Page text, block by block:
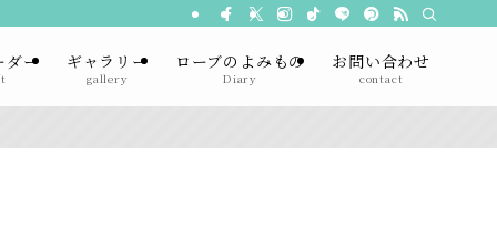
ダー ギャラリー
gallery
ローブのよみもの
Diary
お問い合わせ
contact